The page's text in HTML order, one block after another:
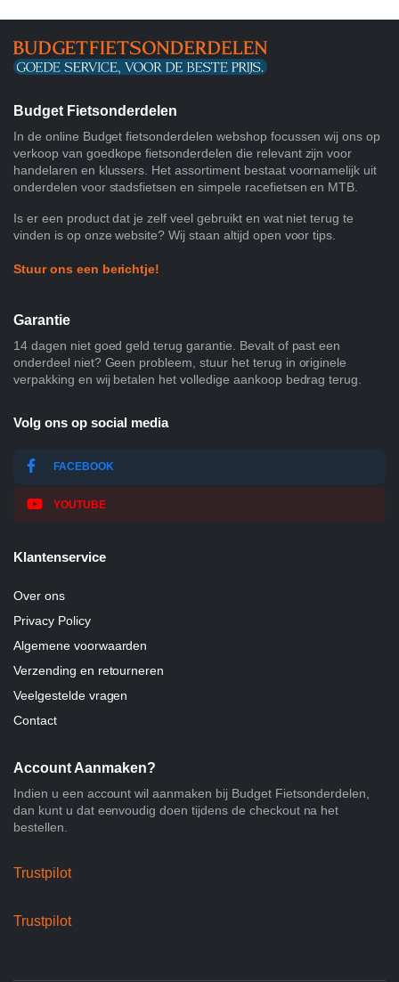
Budget Fietsonderdelen
In de online Budget fietsonderdelen webshop focussen wij ons op
verkoop van goedkope fietsonderdelen die relevant zijn voor
handelaren en klussers. Het assortiment bestaat voornamelijk uit
onderdelen voor stadsfietsen en simpele racefietsen en MTB.
Is er een product dat je zelf veel gebruikt en wat niet terug te
vinden is op onze website? Wij staan altijd open voor tips.
Stuur ons een berichtje!
Garantie
14 dagen niet goed geld terug garantie. Bevalt of past een
onderdeel niet? Geen probleem, stuur het terug in originele
verpakking en wij betalen het volledige aankoop bedrag terug.
Volg ons op social media
FACEBOOK
YOUTUBE
Klantenservice
Over ons
Privacy Policy
Algemene voorwaarden
Verzending en retourneren
Veelgestelde vragen
Contact
Account Aanmaken?
Indien u een account wil aanmaken bij Budget Fietsonderdelen,
dan kunt u dat eenvoudig doen tijdens de checkout na het
bestellen.
Trustpilot
Trustpilot